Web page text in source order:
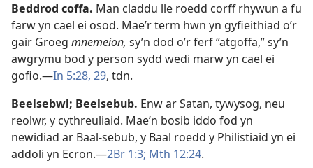
Beddrod coffa. Man claddu lle roedd corff rhywun a fu
farw yn cael ei osod. Mae’r term hwn yn gyfieithiad o’r
gair Groeg mnemeion, sy’n dod o’r ferf “atgoffa,” sy’n
awgrymu bod y person sydd wedi marw yn cael ei
gofio.—In 5:28, 29, tdn.
Beelsebwl; Beelsebub. Enw ar Satan, tywysog, neu
reolwr, y cythreuliaid. Mae’n bosib iddo fod yn
newidiad ar Baal-sebub, y Baal roedd y Philistiaid yn ei
addoli yn Ecron.—2Br 1:3; Mth 12:24.